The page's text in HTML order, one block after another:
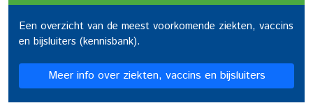
Een overzicht van de meest voorkomende ziekten, vaccins
en bijsluiters (kennisbank).
Meer info over ziekten, vaccins en bijsluiters